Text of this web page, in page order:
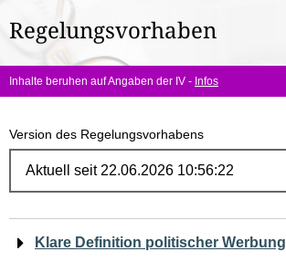
hier:
Regelungsvorhaben
Inhalte beruhen auf Angaben der IV - Infos
Version des Regelungsvorhabens
Navigation
Klare Definition politischer Werbung